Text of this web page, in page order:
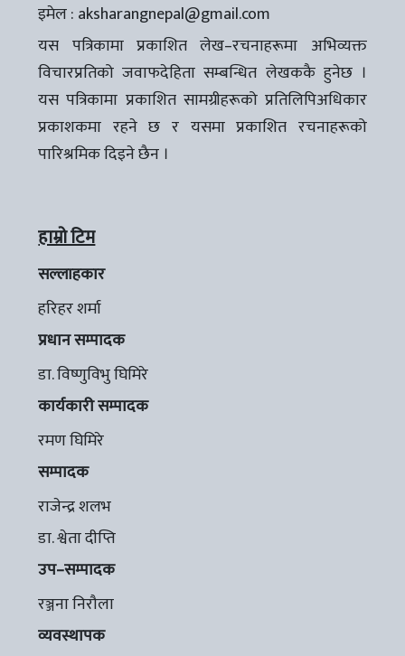
इमेल : aksharangnepal@gmail.com
यस पत्रिकामा प्रकाशित लेख–रचनाहरूमा अभिव्यक्त
विचारप्रतिको जवाफदेहिता सम्बन्धित लेखककै हुनेछ ।
यस पत्रिकामा प्रकाशित सामग्रीहरूको प्रतिलिपिअधिकार
प्रकाशकमा रहने छ र यसमा प्रकाशित रचनाहरूको
पारिश्रमिक दिइने छैन ।
हाम्रो टिम
सल्लाहकार
हरिहर शर्मा
प्रधान सम्पादक
डा. विष्णुविभु घिमिरे
कार्यकारी सम्पादक
रमण घिमिरे
सम्पादक
राजेन्द्र शलभ
डा. श्वेता दीप्ति
उप–सम्पादक
रञ्जना निरौला
व्यवस्थापक